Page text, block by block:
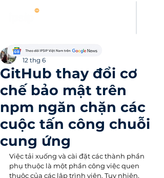
GitHub thay đổi cơ
chế bảo mật trên
npm ngăn chặn các
cuộc tấn công chuỗi
cung ứng
Evelyn Carter
12 thg 6
Việc tải xuống và cài đặt các thành phần
phụ thuộc là một phần công việc quen
thuộc của các lập trình viên. Tuy nhiên,